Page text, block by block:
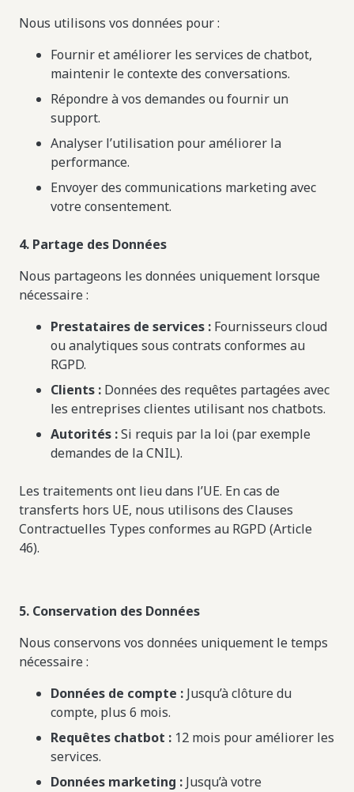
Nous utilisons vos données pour :
Fournir et améliorer les services de chatbot,
maintenir le contexte des conversations.
Répondre à vos demandes ou fournir un
support.
Analyser l’utilisation pour améliorer la
performance.
Envoyer des communications marketing avec
votre consentement.
4. Partage des Données
Nous partageons les données uniquement lorsque
nécessaire :
Prestataires de services : Fournisseurs cloud
ou analytiques sous contrats conformes au
RGPD.
Clients : Données des requêtes partagées avec
les entreprises clientes utilisant nos chatbots.
Autorités :Si requis par la loi (par exemple
demandes de la CNIL).
Les traitements ont lieu dans l’UE. En cas de
transferts hors UE, nous utilisons des Clauses
Contractuelles Types conformes au RGPD (Article
46).
5. Conservation des Données
Nous conservons vos données uniquement le temps
nécessaire :
Données de compte : Jusqu’à clôture du
compte, plus 6 mois.
Requêtes chatbot : 12 mois pour améliorer les
services.
Données marketing : Jusqu’à votre